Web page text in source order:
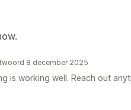
8 december 2025
is working well. Reach out